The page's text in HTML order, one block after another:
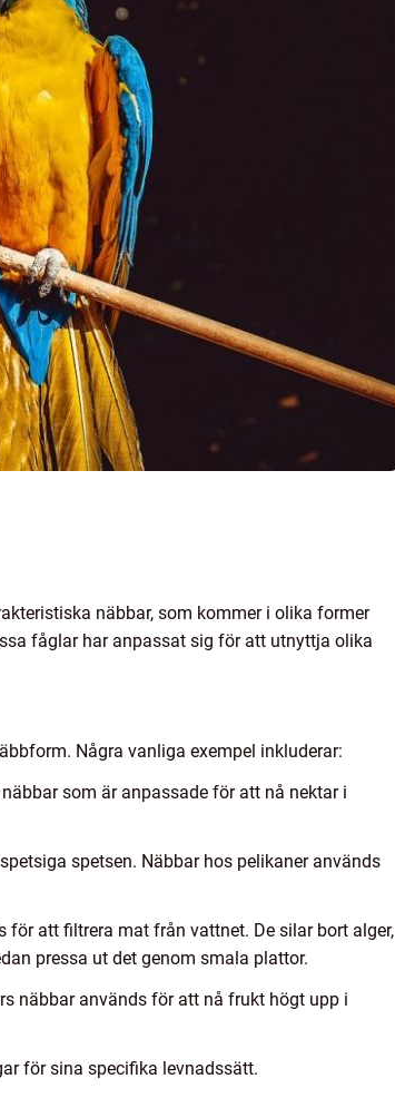
näbbar, som kommer i olika former
fåglar har anpassat sig för att utnyttja olika
Några vanliga exempel inkluderar:
som är anpassade för att nå nektar i
spetsen. Näbbar hos pelikaner används
att filtrera mat från vattnet. De silar bort alger,
pressa ut det genom smala plattor.
näbbar används för att nå frukt högt upp i
för sina specifika levnadssätt.